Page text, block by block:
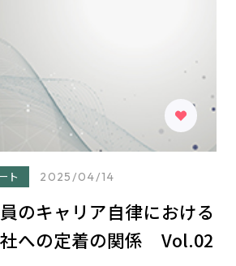
ト 2025/04/14
のキャリア自律における
への定着の関係 Vol.02